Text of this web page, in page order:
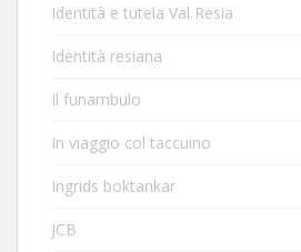
Identità e tutela Val Resia
Identità resiana
Il funambulo
In viaggio col taccuino
Ingrids boktankar
JCB